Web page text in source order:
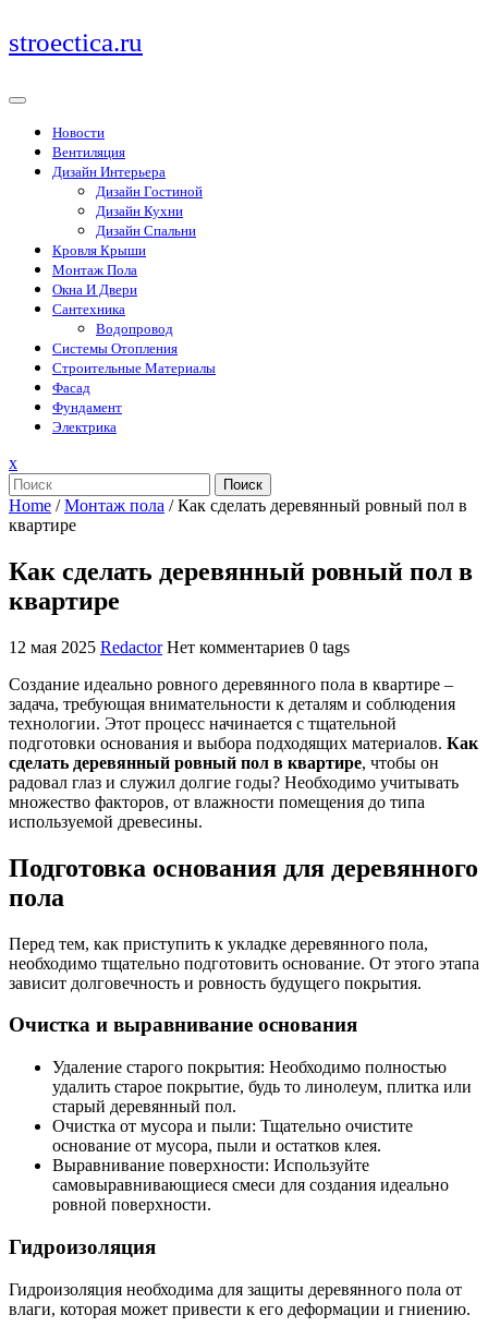
Перейти
к
stroectica.ru
Новости
Вентиляция
Дизайн Интерьера
Дизайн Гостиной
Дизайн Кухни
Дизайн Спальни
Кровля Крыши
Монтаж Пола
Окна И Двери
Сантехника
Водопровод
Системы Отопления
Строительные Материалы
Фасад
Фундамент
Электрика
xЗакрыть
меню
Поиск
Home /Монтаж пола /Как сделать деревянный ровный пол в
квартире
Как сделать деревянный ровный пол в
квартире
12 мая 2025 Redactor Нет комментариев 0 tags
Создание идеально ровного деревянного пола в квартире –
задача, требующая внимательности к деталям и соблюдения
технологии. Этот процесс начинается с тщательной
подготовки основания и выбора подходящих материалов. Как
сделать деревянный ровный пол в квартире, чтобы он
радовал глаз и служил долгие годы? Необходимо учитывать
множество факторов, от влажности помещения до типа
используемой древесины.
Подготовка основания для деревянного
пола
Перед тем, как приступить к укладке деревянного пола,
необходимо тщательно подготовить основание. От этого этапа
зависит долговечность и ровность будущего покрытия.
Очистка и выравнивание основания
Удаление старого покрытия: Необходимо полностью
удалить старое покрытие, будь то линолеум, плитка или
старый деревянный пол.
Очистка от мусора и пыли: Тщательно очистите
основание от мусора, пыли и остатков клея.
Выравнивание поверхности: Используйте
самовыравнивающиеся смеси для создания идеально
ровной поверхности.
Гидроизоляция
Гидроизоляция необходима для защиты деревянного пола от
влаги, которая может привести к его деформации и гниению.